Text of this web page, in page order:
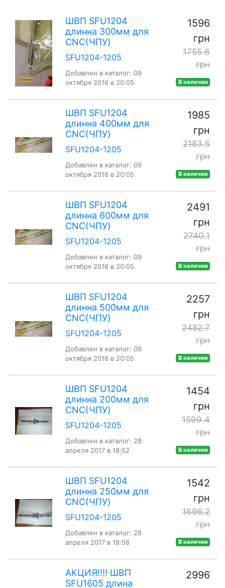
ШВП SFU1204
длинна 300мм для
CNC(ЧПУ)
SFU1204-1205
Добавлен в каталог: 09
октября 2016 в 20:05
1596
грн
1755.6
грн
В наличии
ШВП SFU1204
длинна 400мм для
CNC(ЧПУ)
SFU1204-1205
Добавлен в каталог: 09
октября 2016 в 20:05
1985
грн
2183.5
грн
В наличии
ШВП SFU1204
длинна 600мм для
CNC(ЧПУ)
SFU1204-1205
Добавлен в каталог: 09
октября 2016 в 20:05
2491
грн
2740.1
грн
В наличии
ШВП SFU1204
длинна 500мм для
CNC(ЧПУ)
SFU1204-1205
Добавлен в каталог: 09
октября 2016 в 20:05
2257
грн
2482.7
грн
В наличии
ШВП SFU1204
длинна 200мм для
CNC(ЧПУ)
SFU1204-1205
Добавлен в каталог: 28
апреля 2017 в 18:52
1454
грн
1599.4
грн
В наличии
ШВП SFU1204
длинна 250мм для
CNC(ЧПУ)
SFU1204-1205
Добавлен в каталог: 28
апреля 2017 в 18:58
1542
грн
1696.2
грн
В наличии
АКЦИЯ!!!! ШВП
SFU1605 длина
2996